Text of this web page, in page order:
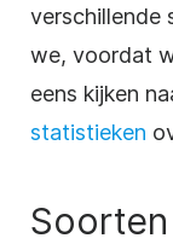
verschillende
we, voordat
eens kijken
statistieken